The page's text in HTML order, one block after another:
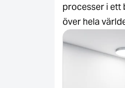
processer i ett
över hela